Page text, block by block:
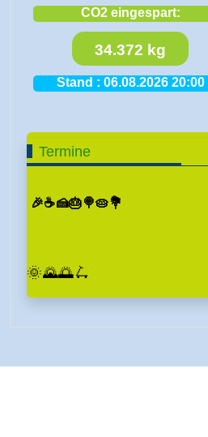
Termine
🎉☕🍰🎂🍭🥧💐
🌞🌄🌅🛴